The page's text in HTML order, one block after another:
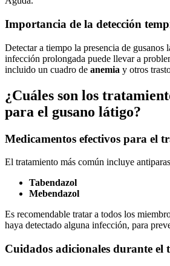
Importancia de la detección
Detectar a tiempo la presencia de gusanos
infección prolongada puede llevar a
incluido un cuadro de anemia y otros
¿Cuáles son los
para el gusano látigo?
Medicamentos efectivos para el
El tratamiento más común incluye
Tabendazol
Mebendazol
Es recomendable tratar a todos los
haya detectado alguna infección, para
Cuidados adicionales durante el